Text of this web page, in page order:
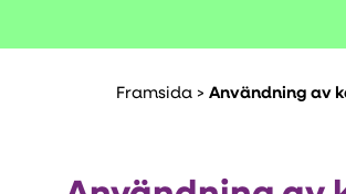
Framsida> Användning av